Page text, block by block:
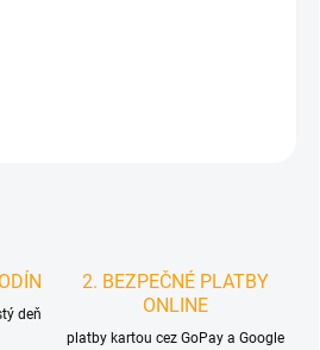
deň
2. BEZPEČNÉ PLATBY
ONLINE
platby kartou cez GoPay a Google